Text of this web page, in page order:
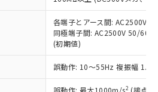
各端子とアース間: AC2500V
同極端子間: AC2500V 50/
(初期値)
誤動作: 10～55Hz 複振幅
誤動作: 最大1000m/s2 (接点
御機器販売店や当社販売拠
ネットワーク
」をご確認
よび標準価格結果を当社の
うお願いします。
機能（部品リスト作成サー
４物質については閾値を超える意
を確認しています。
え状況などにより、予定
（10物質）のすべてが基
とを示します。
使用状況下において有害物
器、生物兵器またはその他
これらの製造装置等に一切
社製品を第三者に販売する
記1、2および3の内容を当
通知します。また当社は、
び販売に係わる関係者が違
し(最新の在庫状況につ
、お客様のお取引先、ま
客様担当のオムロン制御
売店・当社販売員にご確
産機種、また在庫状況の